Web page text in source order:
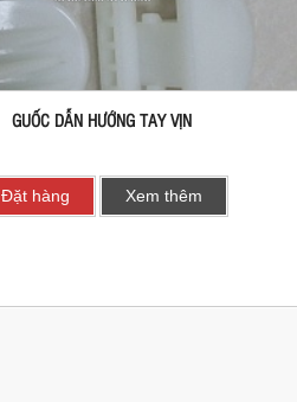
GUỐC DẪN HƯỚNG TAY VỊN
Đặt hàng Xem thêm